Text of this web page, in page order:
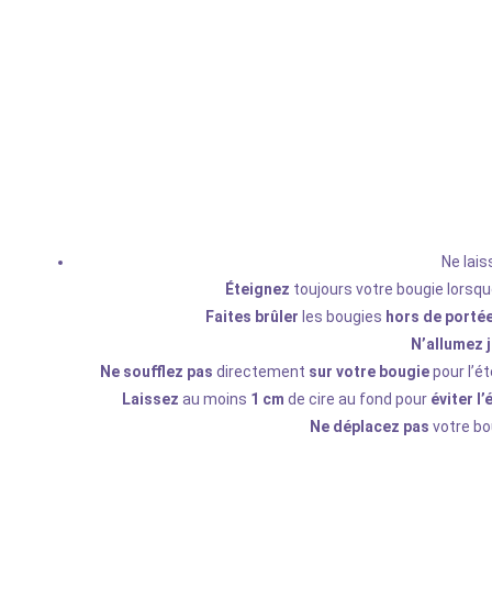
Ne
Éteignez toujours votre bougie
Faites brûler les bougies hors de
N’allumez
Ne soufflez pas directement sur votre bougiepour
Laissez au moins 1 cm de cire au fond pour éviter
Ne déplacez pas votre